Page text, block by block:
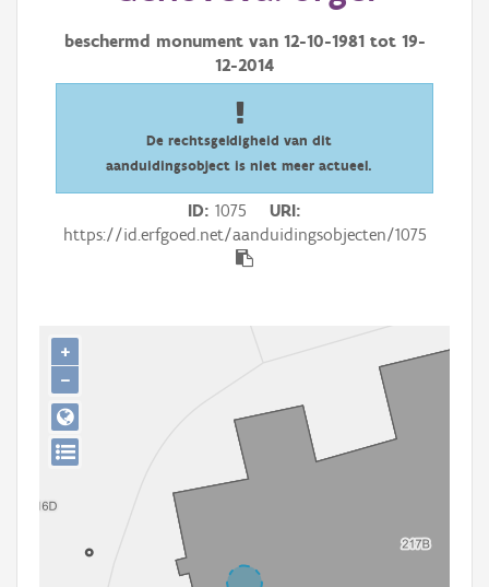
Waarneming
Downloads
beschermd monument van 12-10-1981tot 19-
12-2014
De rechtsgeldigheid van dit
aanduidingsobject is niet meer actueel.
ID 1075
URI
https://id.erfgoed.net/aanduidingsobjecten/1075
+
−